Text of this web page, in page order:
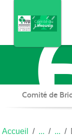
Comité de
Accueil